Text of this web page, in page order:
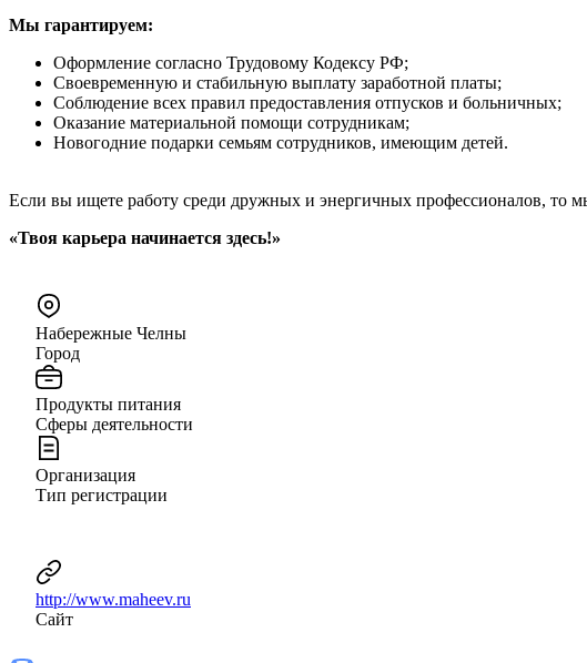
Мы гарантируем:
Оформление согласно Трудовому Кодексу РФ;
Своевременную и стабильную выплату заработной платы;
Соблюдение всех правил предоставления отпусков и больничных;
Оказание материальной помощи сотрудникам;
Новогодние подарки семьям сотрудников, имеющим детей.
Если вы ищете работу среди дружных и энергичных профессионалов, то
«Твоя карьера начинается здесь!»
Набережные Челны
Город
Продукты питания
Сферы деятельности
Организация
Тип регистрации
http://www.maheev.ru
Сайт